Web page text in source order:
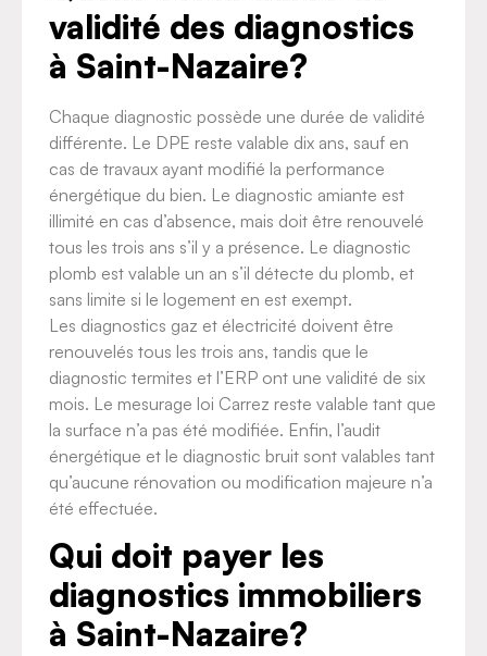
validité des diagnostics
à Saint-Nazaire?
Chaque diagnostic possède une durée de validité
différente. Le DPE reste valable dix ans, sauf en
cas de travaux ayant modifié la performance
énergétique du bien. Le diagnostic amiante est
illimité en cas d’absence, mais doit être renouvelé
tous les trois ans s’il y a présence. Le diagnostic
plomb est valable un an s’il détecte du plomb, et
sans limite si le logement en est exempt.
Les diagnostics gaz et électricité doivent être
renouvelés tous les trois ans, tandis que le
diagnostic termites et l’ERP ont une validité de six
mois. Le mesurage loi Carrez reste valable tant que
la surface n’a pas été modifiée. Enfin, l’audit
énergétique et le diagnostic bruit sont valables tant
qu’aucune rénovation ou modification majeure n’a
été effectuée.
Qui doit payer les
diagnostics immobiliers
à Saint-Nazaire?